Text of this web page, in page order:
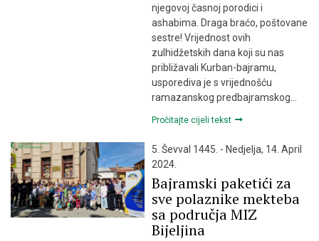
njegovoj časnoj porodici i
ashabima. Draga braćo, poštovane
sestre! Vrijednost ovih
zulhidžetskih dana koji su nas
približavali Kurban-bajramu,
usporediva je s vrijednošću
ramazanskog predbajramskog…
Pročitajte cijeli tekst
5. Ševval 1445. - Nedjelja, 14. April
2024.
Bajramski paketići za
sve polaznike mekteba
sa područja MIZ
Bijeljina